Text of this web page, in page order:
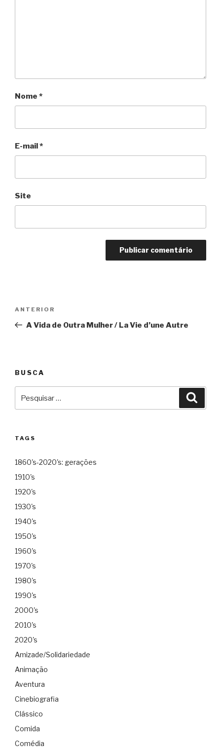
Nome *
E-mail*
Site
Post
Anterior
ANTERIOR
A Vida de Outra Mulher / La Vie d’une Autre
BUSCA
por:
TAGS
1860's-2020's: gerações
1910's
1920's
1930's
1940's
1950's
1960's
1970's
1980's
1990's
2000's
2010's
2020's
Amizade/Solidariedade
Animação
Aventura
Cinebiografia
Clássico
Comida
Comédia